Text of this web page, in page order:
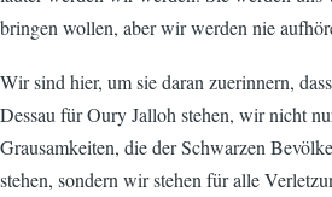
bringen wollen, aber wir werden nie
Wir sind hier, um sie daran zuerinnern,
Dessau für Oury Jalloh stehen, wir nicht
Grausamkeiten, die der Schwarzen
stehen, sondern wir stehen für alle